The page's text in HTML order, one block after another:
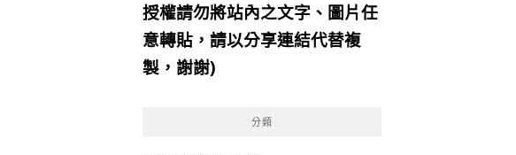
授權請勿將站內之文字、圖片任
意轉貼，請以分享連結代替複
製，謝謝)
分類